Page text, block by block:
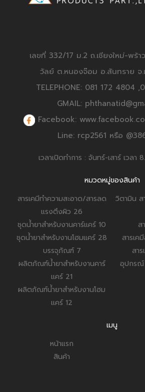
เลขที่ 332/17 ม.2 ถ.เชียงใหม่-พร้
วัลย์ ต.หนองจ๊อม อ.สันทราย จ.
TELEPHONE: 081 172 4804
GMAIL:
Facebook:
Line: rcp2561 หรือ
เวลาเปิดทำการ : จันทร์-เสาร์ เวลา
หมวดหมู่ของสินค้า
สารเคมีทำความสะอาด/สารลด
แรงตึงผิว 26
ชุดน้ำยาสำหรับงานคาร์แคร์ 10
ชุดน้ำยาสำหรับงานโฮมแคร์ 28
บรรจุภัณฑ์ 7
ผลิตภัณฑ์น้ำยาสำหรับงานคาร์
แคร์ 21
ผลิตภัณฑ์น้ำยาสำหรับงานโฮม
แคร์ 12
วิตามิน ส
ส
สารเค
สา
อุปกรณ์
เมนู
หน้าแรก
สินค้า